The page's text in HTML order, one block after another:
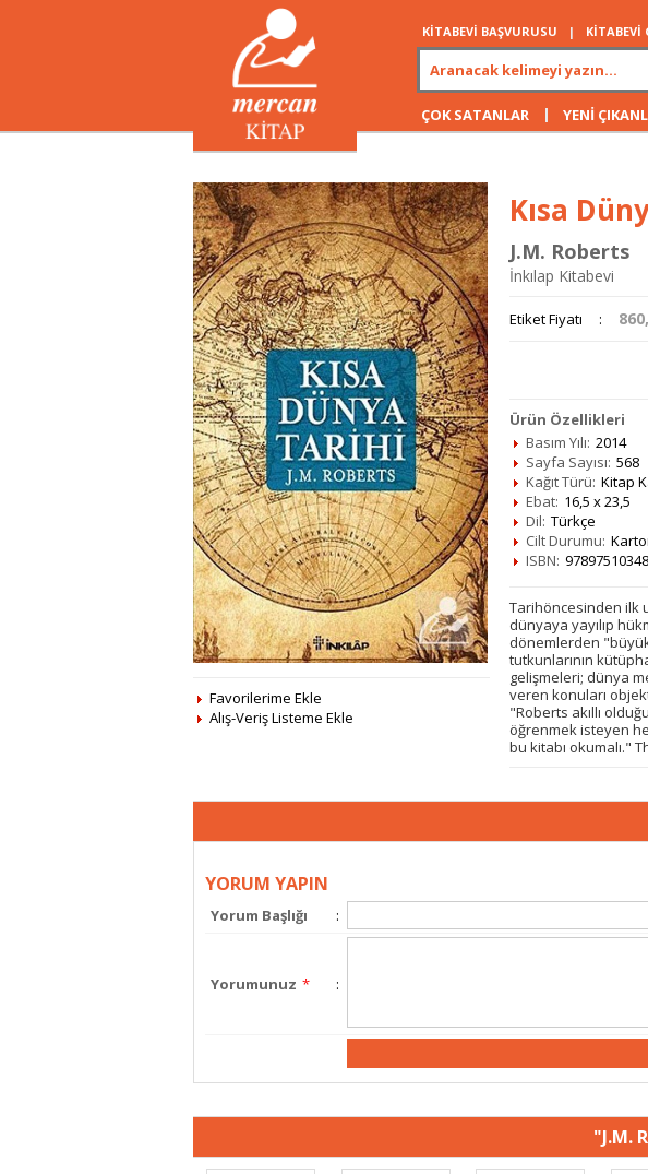
KİTABEVİ BAŞVURUSU | KİTABEVİ
ÇOK SATANLAR | YENİ
Favorilerime Ekle
Alış-Veriş Listeme Ekle
Kısa
J.M. Roberts
İnkılap Kitabevi
Etiket Fiyatı :
Ürün Özellikleri
Basım Yılı: 2014
Sayfa Sayısı: 568
Kağıt Türü: Kitap
Ebat: 16,5 x 23,5
Dil: Türkçe
Cilt Durumu:
ISBN:
Tarihöncesinden ilk
dünyaya yayılıp
dönemlerden
tutkunlarının
gelişmeleri; dünya
veren konuları
"Roberts akıllı
öğrenmek isteyen
bu kitabı okumalı."
YORUM YAPIN
Yorum Başlığı :
Yorumunuz * :
"J.M.